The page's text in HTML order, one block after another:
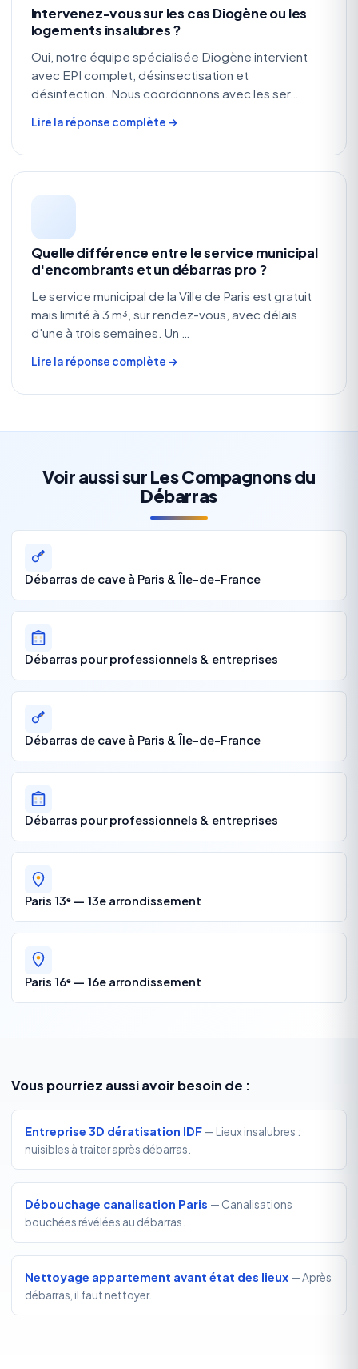
Intervenez-vous sur les cas Diogène ou les
logements insalubres ?
Oui, notre équipe spécialisée Diogène intervient
avec EPI complet, désinsectisation et
désinfection. Nous coordonnons avec les ser…
Lire la réponse complète →
Quelle différence entre le service municipal
d'encombrants et un débarras pro ?
Le service municipal de la Ville de Paris est gratuit
mais limité à 3 m³, sur rendez-vous, avec délais
d'une à trois semaines. Un …
Lire la réponse complète →
Voir aussi sur Les Compagnons du
Débarras
Débarras de cave à Paris & Île-de-France
Débarras pour professionnels & entreprises
Débarras de cave à Paris & Île-de-France
Débarras pour professionnels & entreprises
Paris 13ᵉ — 13e arrondissement
Paris 16ᵉ — 16e arrondissement
Vous pourriez aussi avoir besoin de :
Entreprise 3D dératisation IDF — Lieux insalubres :
nuisibles à traiter après débarras.
Débouchage canalisation Paris — Canalisations
bouchées révélées au débarras.
Nettoyage appartement avant état des lieux — Après
débarras, il faut nettoyer.